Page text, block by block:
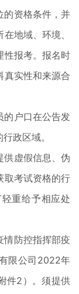
的资格条件，并
地域、环境、
性报考。报名时
真实性和来源合
的户口在公告发
政区域。
供虚假信息、伪
取考试资格的行
重给予相应处
情防控指挥部疫
限公司2022年
件2）。须提供